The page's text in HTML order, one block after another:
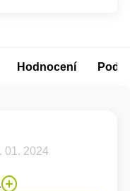
Hodnocení